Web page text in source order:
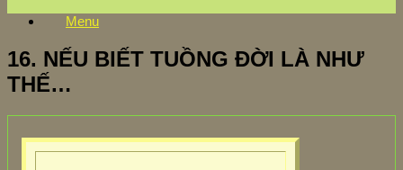
Menu
16. NẾU BIẾT TUỒNG ĐỜI LÀ NHƯ
THẾ…